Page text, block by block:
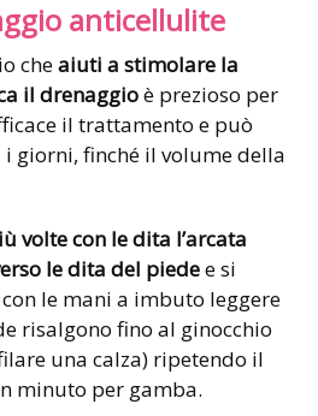
anticellulite
cheaiuti a stimolare la
il drenaggioè prezioso per
il trattamento e può
giorni, finché il volume della
volte con le dita l’arcata
le dita del piedee si
le mani a imbuto leggere
risalgono fino al ginocchio
una calza) ripetendo il
minuto per gamba.